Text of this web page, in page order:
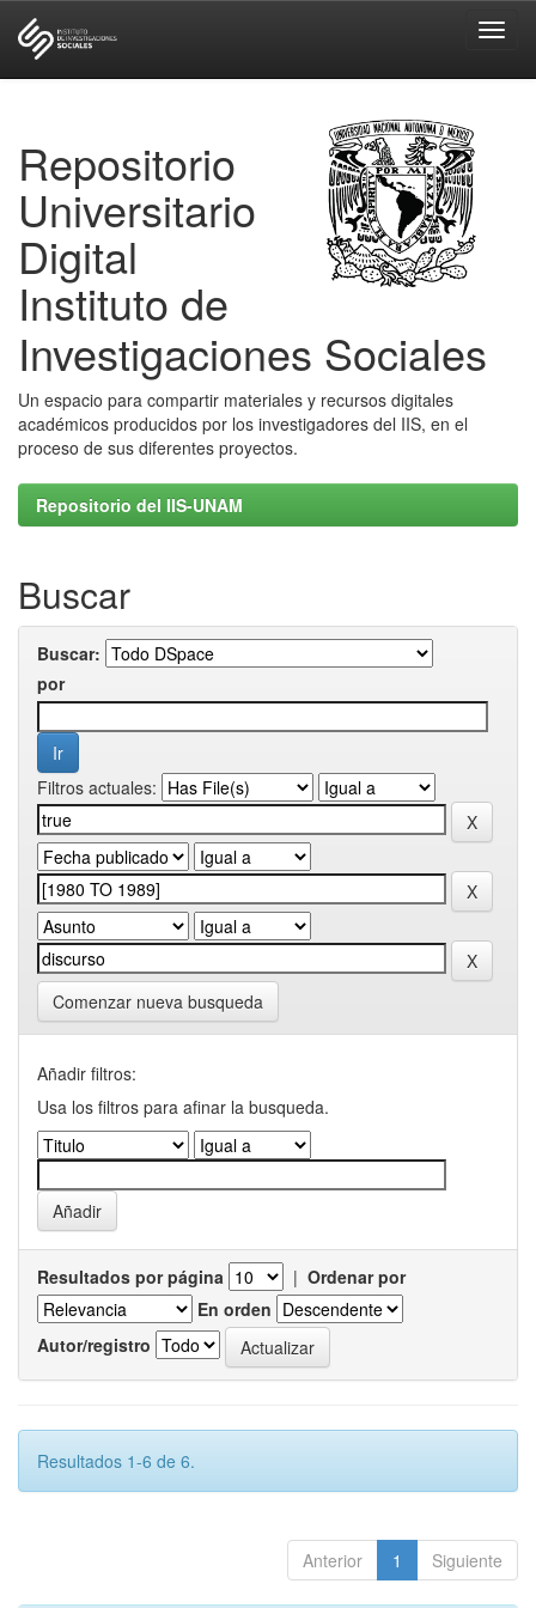
Repositorio
Universitario
Digital
Instituto de
Investigaciones Sociales
Un espacio para compartir materiales y recursos digitales
académicos producidos por los investigadores del IIS, en el
proceso de sus diferentes proyectos.
Repositorio del IIS-UNAM
Buscar
Buscar:
por
Filtros actuales:
Comenzar nueva busqueda
Añadir filtros:
Usa los filtros para afinar la busqueda.
Resultados por página | Ordenar por
En orden
Autor/registro
Resultados 1-6 de 6.
Anterior 1 Siguiente